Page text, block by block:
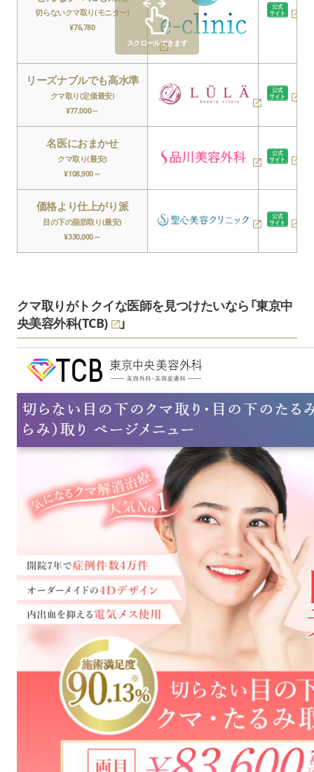
切らないクマ取り(モニター)
¥76,780
リーズナブルでも高水準
クマ取り(定価最安)
¥77,000～
名医におまかせ
クマ取り(最安)
¥108,900～
価格より仕上がり派
目の下の脂肪取り(最安)
¥330,000～
スクロールできます
クマ取りがトクイな医師を見つけたいなら「東京中
央美容外科(TCB)
」